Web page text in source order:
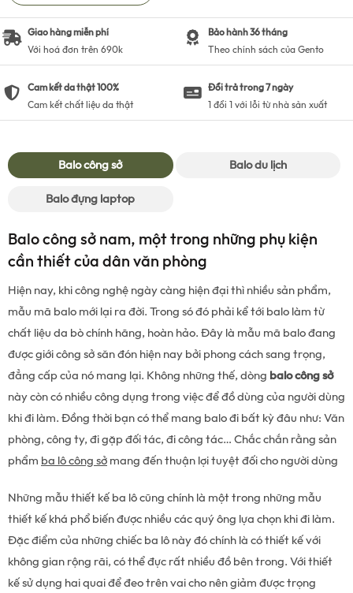
Giao hàng miễn phí
Với hoá đơn trên 690k
Bảo hành 36 tháng
Theo chính sách của Gento
Cam kết da thật 100%
Cam kết chất liệu da thật
Đổi trả trong 7 ngày
1 đổi 1 với lỗi từ nhà sản xuất
Balo công sở
Balo du lịch
Balo đựng laptop
Balo công sở nam, một trong những phụ kiện
cần thiết của dân văn phòng
Hiện nay, khi công nghệ ngày càng hiện đại thì nhiều sản phẩm,
mẫu mã balo mới lại ra đời. Trong só đó phải kể tới balo làm từ
chất liệu da bò chính hãng, hoàn hảo. Đây là mẫu mã balo đang
được giới công sở săn đón hiện nay bởi phong cách sang trọng,
đẳng cấp của nó mang lại. Không những thế, dòng balo công sở
này còn có nhiều công dụng trong việc để đồ dùng của người dùng
khi đi làm. Đồng thời bạn có thể mang balo đi bất kỳ đâu như: Văn
phòng, công ty, đi gặp đối tác, đi công tác… Chắc chắn rằng sản
phẩm ba lô công sởmang đến thuận lợi tuyệt đối cho người dùng
Những mẫu thiết kế ba lô cũng chính là một trong những mẫu
thiết kế khá phổ biến được nhiều các quý ông lựa chọn khi đi làm.
Đặc điểm của những chiếc ba lô này đó chính là có thiết kế với
không gian rộng rãi, có thể đực rất nhiều đồ bên trong. Với thiết
kế sử dụng hai quai để đeo trên vai cho nên giảm được trọng